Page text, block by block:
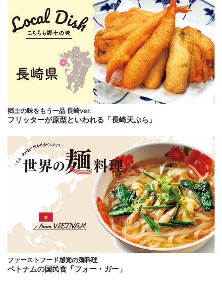
郷土の味をもう一品 長崎ver.
フリッターが原型といわれる「長崎天ぷら」
ファーストフード感覚の麺料理
ベトナムの国民食「フォー・ガー」